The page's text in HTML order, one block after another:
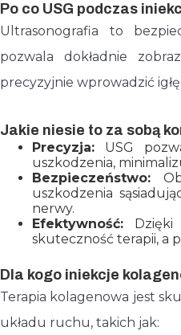
Po co USG podczas
Ultrasonografia to
pozwala dokładnie
precyzyjnie wprowadzić
Jakie niesie to za sobą
Precyzja: USG
uszkodzenia,
Bezpieczeństwo:
uszkodzenia
nerwy.
Efektywność: Dzięki
skuteczność terapii, a
Dla kogo iniekcje
Terapia kolagenowa jest
układu ruchu, takich jak: